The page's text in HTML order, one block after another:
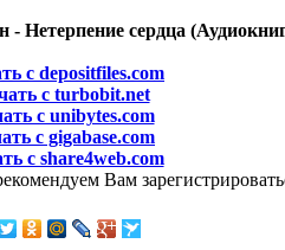
Нетерпение сердца
с depositfiles.com
с turbobit.net
с unibytes.com
с gigabase.com
с share4web.com
Вам